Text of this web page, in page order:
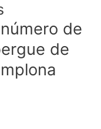
de
de